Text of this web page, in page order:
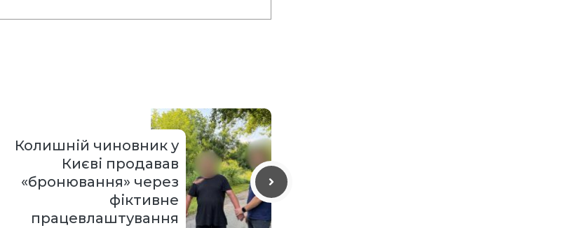
Колишній чиновник у
Києві продавав
«бронювання» через
фіктивне
працевлаштування